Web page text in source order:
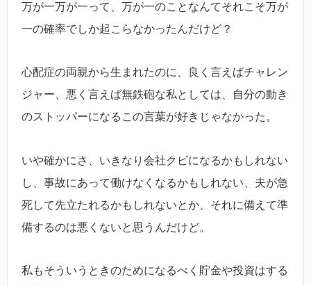
万が一万が一って、万が一のことなんてそれこそ万が
一の確率でしか起こらなかったんだけど？
心配症の両親から生まれたのに、良く言えばチャレン
ジャー、悪く言えば無鉄砲な私としては、自分の動き
のストッパーになるこの言葉が好きじゃなかった。
いや確かにさ、いきなり会社クビになるかもしれない
し、事故にあって働けなくなるかもしれない、夫が急
死して先立たれるかもしれないとか、それに備えて準
備するのは悪くないと思うんだけど。
私もそういうときのためになるべく貯金や投資はする